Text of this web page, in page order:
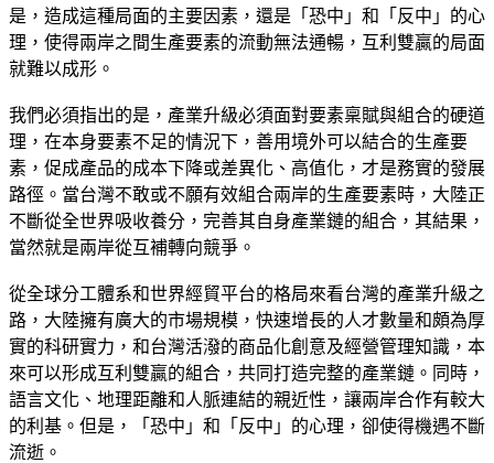
是，造成這種局面的主要因素，還是「恐中」和「反中」的心
理，使得兩岸之間生產要素的流動無法通暢，互利雙贏的局面
就難以成形。
我們必須指出的是，產業升級必須面對要素稟賦與組合的硬道
理，在本身要素不足的情況下，善用境外可以結合的生產要
素，促成產品的成本下降或差異化、高值化，才是務實的發展
路徑。當台灣不敢或不願有效組合兩岸的生產要素時，大陸正
不斷從全世界吸收養分，完善其自身產業鏈的組合，其結果，
當然就是兩岸從互補轉向競爭。
從全球分工體系和世界經貿平台的格局來看台灣的產業升級之
路，大陸擁有廣大的市場規模，快速增長的人才數量和頗為厚
實的科研實力，和台灣活潑的商品化創意及經營管理知識，本
來可以形成互利雙贏的組合，共同打造完整的產業鏈。同時，
語言文化、地理距離和人脈連結的親近性，讓兩岸合作有較大
的利基。但是，「恐中」和「反中」的心理，卻使得機遇不斷
流逝。